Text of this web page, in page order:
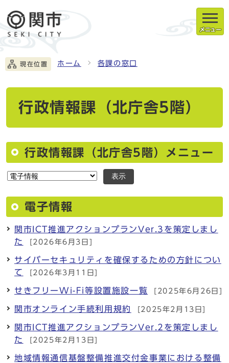
メニュー
現在位置 ホーム 各課の窓口
行政情報課（北庁舎5階）
行政情報課（北庁舎5階）メニュー
表示
電子情報
関市ICT推進アクションプランVer.3を策定しまし
た
[2026年6月3日]
サイバーセキュリティを確保するための方針につい
て
[2026年3月11日]
せきフリーWi-Fi等設置施設一覧 [2025年6月26日]
関市オンライン手続利用規約 [2025年2月13日]
関市ICT推進アクションプランVer.2を策定しまし
た
[2025年2月13日]
地域情報通信基盤整備推進交付金事業における整備